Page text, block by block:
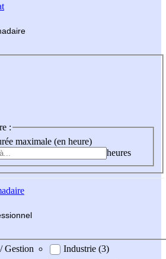
:
maximale (en heure)
heures
Gestion
Industrie (3)